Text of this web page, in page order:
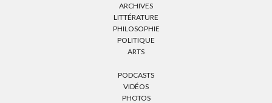
ARCHIVES
LITTÉRATURE
PHILOSOPHIE
POLITIQUE
ARTS
PODCASTS
VIDÉOS
PHOTOS